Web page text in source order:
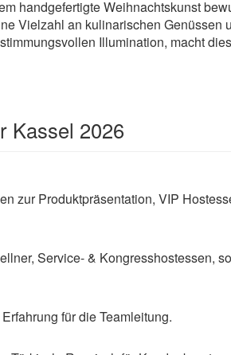
handgefertigte Weihnachtskunst
Vielzahl an kulinarischen Genüssen
Illumination, macht
Kassel 2026
zur Produktpräsentation, VIP
Service- & Kongresshostessen,
für die Teamleitung.